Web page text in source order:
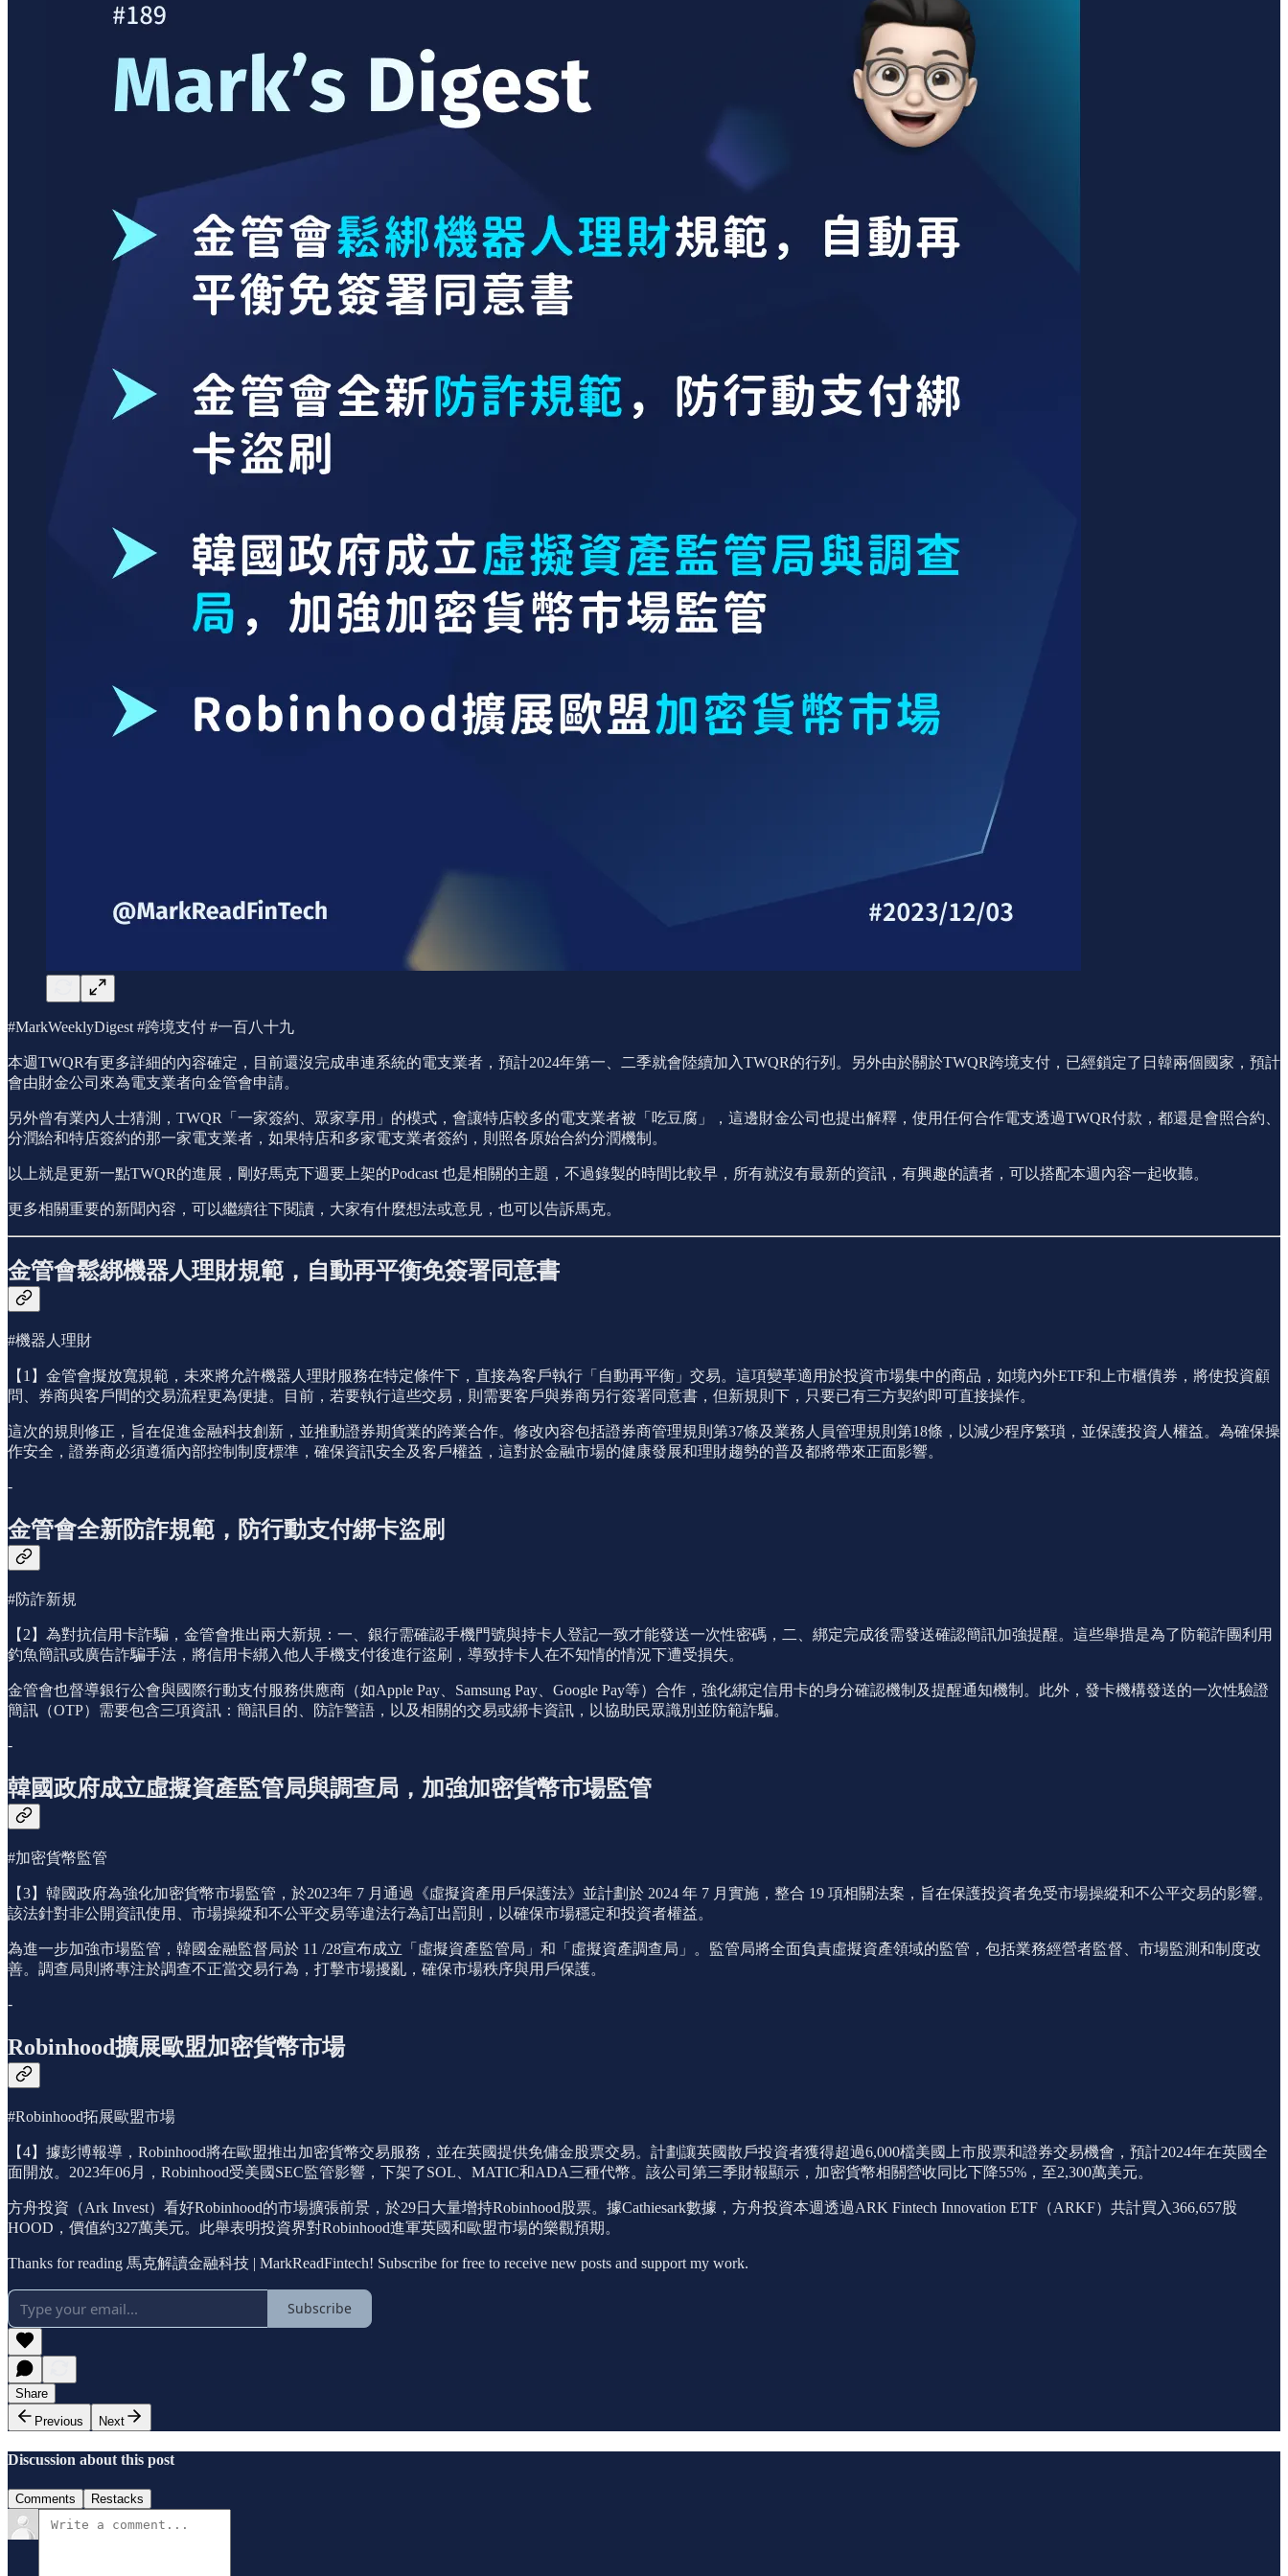
#MarkWeeklyDigest #跨境支付 #一百八十九
本週TWQR有更多詳細的內容確定，目前還沒完成串連系統的電支業者，預計2024年第一、二季就會陸續加入TWQR的行列。另外由於關於TWQR跨境支付，已經鎖定了日韓兩個國家，預計
會由財金公司來為電支業者向金管會申請。
另外曾有業內人士猜測，TWQR「一家簽約、眾家享用」的模式，會讓特店較多的電支業者被「吃豆腐」，這邊財金公司也提出解釋，使用任何合作電支透過TWQR付款，都還是會照合約、
分潤給和特店簽約的那一家電支業者，如果特店和多家電支業者簽約，則照各原始合約分潤機制。
以上就是更新一點TWQR的進展，剛好馬克下週要上架的Podcast 也是相關的主題，不過錄製的時間比較早，所有就沒有最新的資訊，有興趣的讀者，可以搭配本週內容一起收聽。
更多相關重要的新聞內容，可以繼續往下閱讀，大家有什麼想法或意見，也可以告訴馬克。
金管會鬆綁機器人理財規範，自動再平衡免簽署同意書
#機器人理財
【1】金管會擬放寬規範，未來將允許機器人理財服務在特定條件下，直接為客戶執行「自動再平衡」交易。這項變革適用於投資市場集中的商品，如境內外ETF和上市櫃債券，將使投資顧
問、券商與客戶間的交易流程更為便捷。目前，若要執行這些交易，則需要客戶與券商另行簽署同意書，但新規則下，只要已有三方契約即可直接操作。
這次的規則修正，旨在促進金融科技創新，並推動證券期貨業的跨業合作。修改內容包括證券商管理規則第37條及業務人員管理規則第18條，以減少程序繁瑣，並保護投資人權益。為確保操
作安全，證券商必須遵循內部控制制度標準，確保資訊安全及客戶權益，這對於金融市場的健康發展和理財趨勢的普及都將帶來正面影響。
-
金管會全新防詐規範，防行動支付綁卡盜刷
#防詐新規
【2】為對抗信用卡詐騙，金管會推出兩大新規：一、銀行需確認手機門號與持卡人登記一致才能發送一次性密碼，二、綁定完成後需發送確認簡訊加強提醒。這些舉措是為了防範詐團利用
釣魚簡訊或廣告詐騙手法，將信用卡綁入他人手機支付後進行盜刷，導致持卡人在不知情的情況下遭受損失。
金管會也督導銀行公會與國際行動支付服務供應商（如Apple Pay、Samsung Pay、Google Pay等）合作，強化綁定信用卡的身分確認機制及提醒通知機制。此外，發卡機構發送的一次性驗證
簡訊（OTP）需要包含三項資訊：簡訊目的、防詐警語，以及相關的交易或綁卡資訊，以協助民眾識別並防範詐騙。
-
韓國政府成立虛擬資產監管局與調查局，加強加密貨幣市場監管
#加密貨幣監管
【3】韓國政府為強化加密貨幣市場監管，於2023年 7 月通過《虛擬資產用戶保護法》並計劃於 2024 年 7 月實施，整合 19 項相關法案，旨在保護投資者免受市場操縱和不公平交易的影響。
該法針對非公開資訊使用、市場操縱和不公平交易等違法行為訂出罰則，以確保市場穩定和投資者權益。
為進一步加強市場監管，韓國金融監督局於 11 /28宣布成立「虛擬資產監管局」和「虛擬資產調查局」。監管局將全面負責虛擬資產領域的監管，包括業務經營者監督、市場監測和制度改
善。調查局則將專注於調查不正當交易行為，打擊市場擾亂，確保市場秩序與用戶保護。
-
Robinhood擴展歐盟加密貨幣市場
#Robinhood拓展歐盟市場
【4】據彭博報導，Robinhood將在歐盟推出加密貨幣交易服務，並在英國提供免傭金股票交易。計劃讓英國散戶投資者獲得超過6,000檔美國上市股票和證券交易機會，預計2024年在英國全
面開放。2023年06月，Robinhood受美國SEC監管影響，下架了SOL、MATIC和ADA三種代幣。該公司第三季財報顯示，加密貨幣相關營收同比下降55%，至2,300萬美元。
方舟投資（Ark Invest）看好Robinhood的市場擴張前景，於29日大量增持Robinhood股票。據Cathiesark數據，方舟投資本週透過ARK Fintech Innovation ETF（ARKF）共計買入366,657股
HOOD，價值約327萬美元。此舉表明投資界對Robinhood進軍英國和歐盟市場的樂觀預期。
Thanks for reading 馬克解讀金融科技 | MarkReadFintech! Subscribe for free to receive new posts and support my work.
Subscribe
Share
Previous
Next
Discussion about this post
Comments Restacks